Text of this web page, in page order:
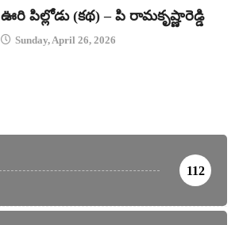
ఊరి పిల్లోడు (కథ) – పి రామకృష్ణారెడ్డి
Sunday, April 26, 2026
112